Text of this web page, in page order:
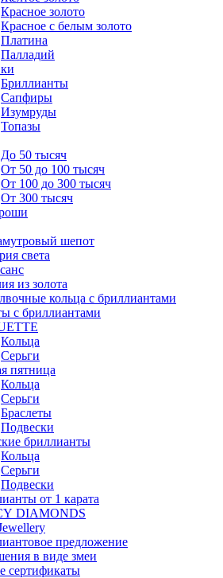
Красное золото
Красное с белым золото
Платина
Палладий
Бриллианты
Сапфиры
Изумруды
Топазы
До 50 тысяч
От 50 до 100 тысяч
От 100 до 300 тысяч
От 300 тысяч
шепот
света
из золота
кольца с бриллиантами
с бриллиантами
Кольца
Серьги
пятница
Кольца
Серьги
Браслеты
Подвески
бриллианты
Кольца
Серьги
Подвески
от 1 карата
DIAMONDS
предложение
в виде змеи
сертификаты